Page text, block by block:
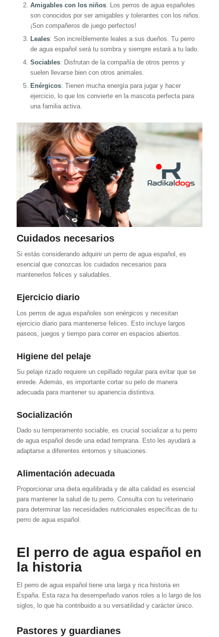
Amigables con los niños: Los perros de agua españoles
son conocidos por ser amigables y tolerantes con los niños.
¡Son compañeros de juego perfectos!
Leales: Son increíblemente leales a sus dueños. Tu perro
de agua español será tu sombra y siempre estará a tu lado.
Sociables: Disfrutan de la compañía de otros perros y
suelen llevarse bien con otros animales.
Enérgicos: Tienen mucha energía para jugar y hacer
ejercicio, lo que los convierte en la mascota perfecta para
una familia activa.
Cuidados necesarios
Si estás considerando adquirir un perro de agua español, es
esencial que conozcas los cuidados necesarios para
mantenerlos felices y saludables.
Ejercicio diario
Los perros de agua españoles son enérgicos y necesitan
ejercicio diario para mantenerse felices. Esto incluye largos
paseos, juegos y tiempo para correr en espacios abiertos.
Higiene del pelaje
Su pelaje rizado requiere un cepillado regular para evitar que se
enrede. Además, es importante cortar su pelo de manera
adecuada para mantener su apariencia distintiva.
Socialización
Dado su temperamento sociable, es crucial socializar a tu perro
de agua español desde una edad temprana. Esto les ayudará a
adaptarse a diferentes entornos y situaciones.
Alimentación adecuada
Proporcionar una dieta equilibrada y de alta calidad es esencial
para mantener la salud de tu perro. Consulta con tu veterinario
para determinar las necesidades nutricionales específicas de tu
perro de agua español.
El perro de agua español en
la historia
El perro de agua español tiene una larga y rica historia en
España. Esta raza ha desempeñado varios roles a lo largo de los
siglos, lo que ha contribuido a su versatilidad y carácter único.
Pastores y guardianes